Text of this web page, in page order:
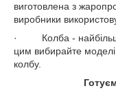
виготовлена з
виробники
· Колба - найбільш
цим вибирайте
колбу.